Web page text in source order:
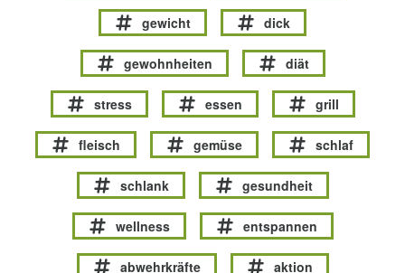
gewicht dick
gewohnheiten diät
stress essen grill
fleisch gemüse schlaf
schlank gesundheit
wellness entspannen
abwehrkräfte aktion